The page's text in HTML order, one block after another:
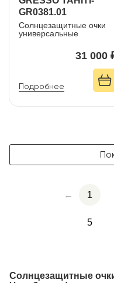
GR0381.01
Солнцезащитные очки
универсальные
31 000
Подробнее
← 1
5
Солнцезащитные